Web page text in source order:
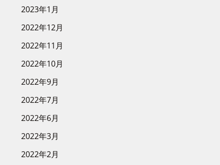
2023年1月
2022年12月
2022年11月
2022年10月
2022年9月
2022年7月
2022年6月
2022年3月
2022年2月